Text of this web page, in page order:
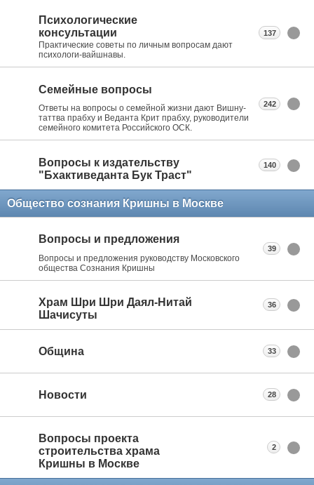
Психологические
консультации
Практические советы по личным вопросам дают
психологи-вайшнавы.
137
Семейные вопросы
Ответы на вопросы о семейной жизни дают Вишну-
таттва прабху и Веданта Крит прабху, руководители
семейного комитета Российского ОСК.
242
Вопросы к издательству
"Бхактиведанта Бук Траст"
140
Общество сознания Кришны в Москве
Вопросы и предложения
Вопросы и предложения руководству Московского
общества Сознания Кришны
39
Храм Шри Шри Даял-Нитай
Шачисуты
36
Община 33
Новости 28
Вопросы проекта
строительства храма
Кришны в Москве
2